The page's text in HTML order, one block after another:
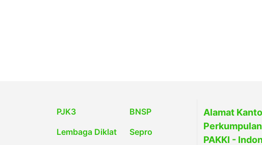
PJK3
Lembaga Diklat
BNSP
Sepro
Alamat
PAKKI -